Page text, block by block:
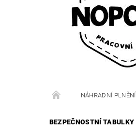
NÁHRADNÍ PLNĚNÍ
BEZPEČNOSTNÍ TABULKY